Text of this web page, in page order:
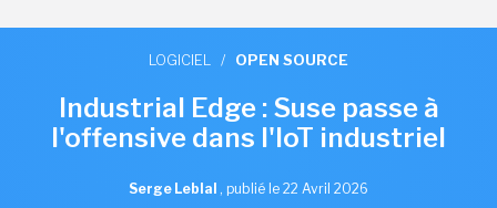
LOGICIEL / OPEN SOURCE
Industrial Edge : Suse passe à
l'offensive dans l'IoT industriel
Serge Leblal , publié le 22 Avril 2026